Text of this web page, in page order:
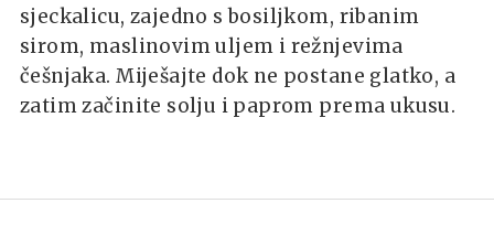
sjeckalicu, zajedno s bosiljkom, ribanim
sirom, maslinovim uljem i režnjevima
češnjaka. Miješajte dok ne postane glatko, a
zatim začinite solju i paprom prema ukusu.